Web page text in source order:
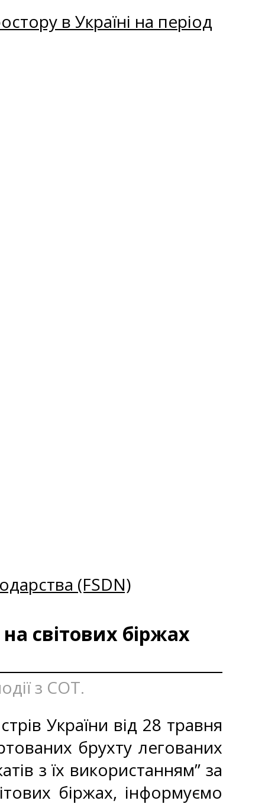
в Україні на період
(FSDN)
світових біржах
з СОТ.
України від 28 травня
брухту легованих
з їх використанням” за
біржах, інформуємо